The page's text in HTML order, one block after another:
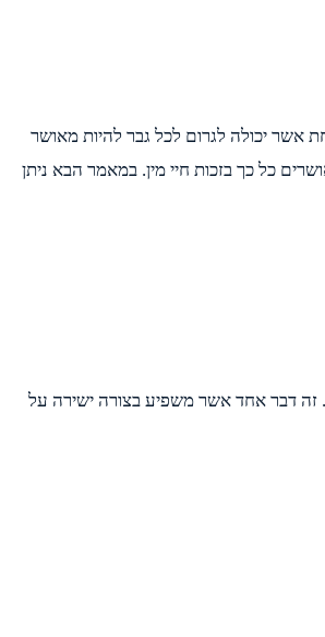
אשר יכולה לגרום לכל גבר להיות מאושר
כל כך בזכות חיי מין. במאמר הבא ניתן
זה דבר אחד אשר משפיע בצורה ישירה על